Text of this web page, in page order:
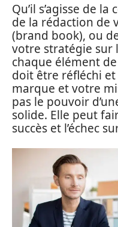
Qu’il s’agisse de
de la rédaction de
(brand book), ou
votre stratégie sur
chaque élément
doit être réfléchi
marque et votre
pas le pouvoir
solide. Elle peut
succès et l’échec